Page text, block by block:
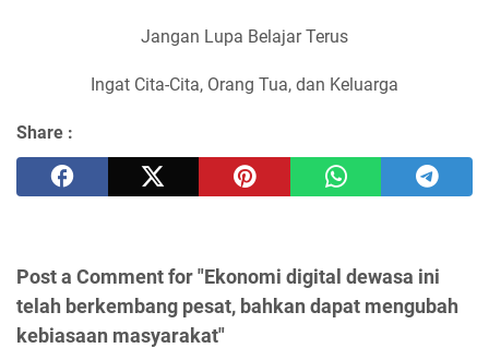
Jangan Lupa Belajar Terus
Ingat Cita-Cita, Orang Tua, dan Keluarga
Share :
Post a Comment for "Ekonomi digital dewasa ini
telah berkembang pesat, bahkan dapat mengubah
kebiasaan masyarakat"